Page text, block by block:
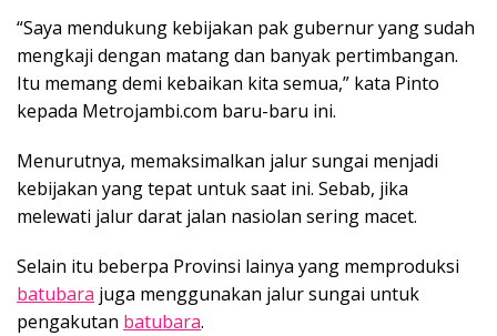
“Saya mendukung kebijakan pak gubernur yang sudah
mengkaji dengan matang dan banyak pertimbangan.
Itu memang demi kebaikan kita semua,” kata Pinto
kepada Metrojambi.com baru-baru ini.
Menurutnya, memaksimalkan jalur sungai menjadi
kebijakan yang tepat untuk saat ini. Sebab, jika
melewati jalur darat jalan nasiolan sering macet.
Selain itu beberpa Provinsi lainya yang memproduksi
batubara juga menggunakan jalur sungai untuk
pengakutan batubara.